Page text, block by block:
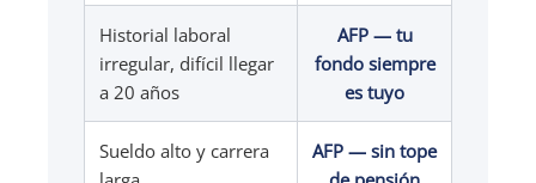
Historial laboral
irregular, difícil llegar
a 20 años
AFP — tu
fondo siempre
es tuyo
Sueldo alto y carrera
AFP — sin tope